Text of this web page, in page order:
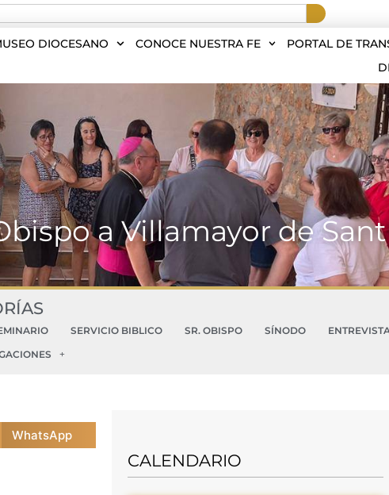
DIOCESANO CONOCE NUESTRA FE PORTAL DE
a Villamayor de
SERVICIO BIBLICO SR. OBISPO SÍNODO
WhatsApp
CALENDARIO